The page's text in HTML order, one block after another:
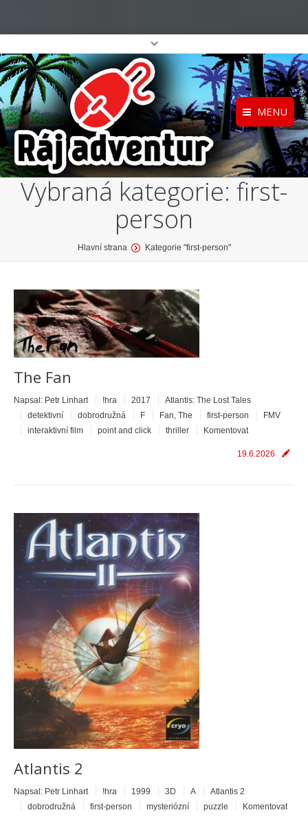
MENU
Registrace Home
O projektu
Katalog her
Vybraná kategorie: first-
person
Hlavní strana Kategorie "first-person"
The Fan
Napsal: Petr Linhart !hra 2017
Atlantis: The Lost Tales
detektivní
dobrodružná F Fan, The first-person
FMV
interaktivní film
point and click thriller Komentovat
19.6.2026
Atlantis 2
Napsal: Petr Linhart !hra 1999 3D A
Atlantis 2
dobrodružná
first-person mysteriózní puzzle Komentovat